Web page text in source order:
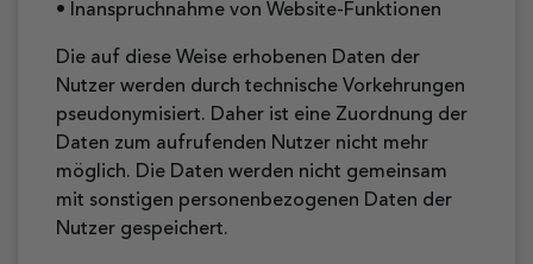
• Inanspruchnahme von Website-Funktionen
Die auf diese Weise erhobenen Daten der
Nutzer werden durch technische Vorkehrungen
pseudonymisiert. Daher ist eine Zuordnung der
Daten zum aufrufenden Nutzer nicht mehr
möglich. Die Daten werden nicht gemeinsam
mit sonstigen personenbezogenen Daten der
Nutzer gespeichert.